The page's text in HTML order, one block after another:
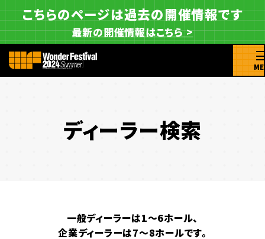
こちらのページは過去の開催情報です
最新の開催情報はこちら >
ディーラー検索
一般ディーラーは1～6ホール、
企業ディーラーは7～8ホールです。